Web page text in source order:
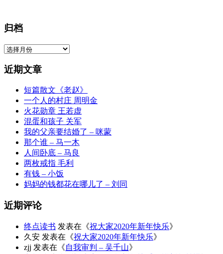
归档
归
近期文章
短篇散文《老赵》
一个人的村庄 周明金
火花勋章 王若虚
混蛋和孩子 关军
我的父亲要结婚了 – 咪蒙
那个谁 – 马一木
人间卧底 – 马良
两枚戒指 毛利
有钱 – 小饭
妈妈的钱都花在哪儿了 – 刘同
近期评论
终点读书 发表在《祝大家2020年新年快乐》
久安 发表在《祝大家2020年新年快乐》
zjj 发表在《自我审判 – 吴千山》